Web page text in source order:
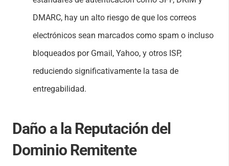
DMARC, hay un alto riesgo de que los correos
electrónicos sean marcados como spam o incluso
bloqueados por Gmail, Yahoo, y otros ISP,
reduciendo significativamente la tasa de
entregabilidad.
Daño a la Reputación del
Dominio Remitente